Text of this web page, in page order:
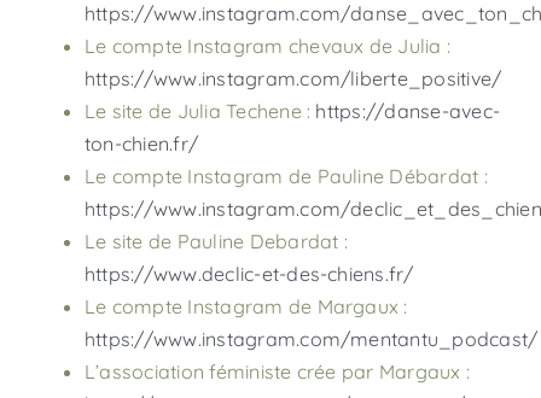
https://www.instagram.com/
Le compte Instagram chevaux de Julia :
https://www.instagram.com/liberte_positive/
Le site de Julia Techene : https://danse-avec-
ton-chien.fr/
Le compte Instagram de Pauline Débardat :
https://www.instagram.com/
Le site de Pauline Debardat :
https://www.declic-et-des-chiens.fr/
Le compte Instagram de Margaux :
https://www.instagram.com/mentantu_podcast/
L’association féministe crée par Margaux :